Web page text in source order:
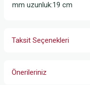
mm uzunluk:19 cm
Taksit Seçenekleri
Önerileriniz